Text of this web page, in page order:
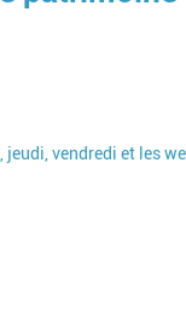
jeudi, vendredi et les